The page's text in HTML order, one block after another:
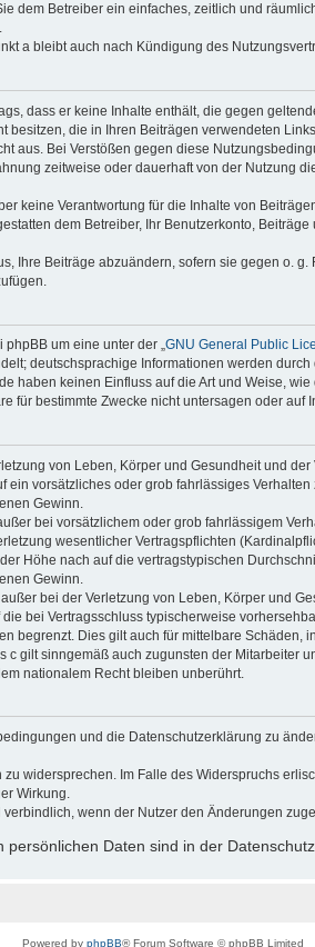
dem Betreiber ein einfaches, zeitlich und
a bleibt auch nach Kündigung des
dass er keine Inhalte enthält, die gegen
besitzen, die in Ihren Beiträgen verwendeten
aus. Bei Verstößen gegen diese
zeitweise oder dauerhaft von der Nutzung
keine Verantwortung für die Inhalte von
dem Betreiber, Ihr Benutzerkonto,
Ihre Beiträge abzuändern, sofern sie gegen o.
um eine unter der „GNU General Public
deutschsprachige Informationen werden
haben keinen Einfluss auf die Art und Weise,
für bestimmte Zwecke nicht untersagen oder auf
von Leben, Körper und Gesundheit und
ein vorsätzliches oder grob fahrlässiges
Gewinn.
bei vorsätzlichem oder grob fahrlässigem
wesentlicher Vertragspflichten
Höhe nach auf die vertragstypischen
Gewinn.
bei der Verletzung von Leben, Körper und
bei Vertragsschluss typischerweise
begrenzt. Dies gilt auch für mittelbare Schäden,
c gilt sinngemäß auch zugunsten der Mitarbeiter
nationalem Recht bleiben unberührt.
und die Datenschutzerklärung zu
widersprechen. Im Falle des Widerspruchs
Wirkung.
wenn der Nutzer den Änderungen
Daten sind in der
Powered by phpBB® Forum Software © phpBB Limited